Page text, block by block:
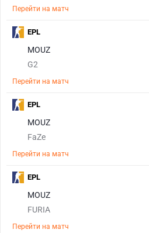
Перейти на матч
MOUZ
G2
Перейти на матч
EPL
MOUZ
FaZe
Перейти на матч
EPL
MOUZ
FURIA
Перейти на матч
EPL